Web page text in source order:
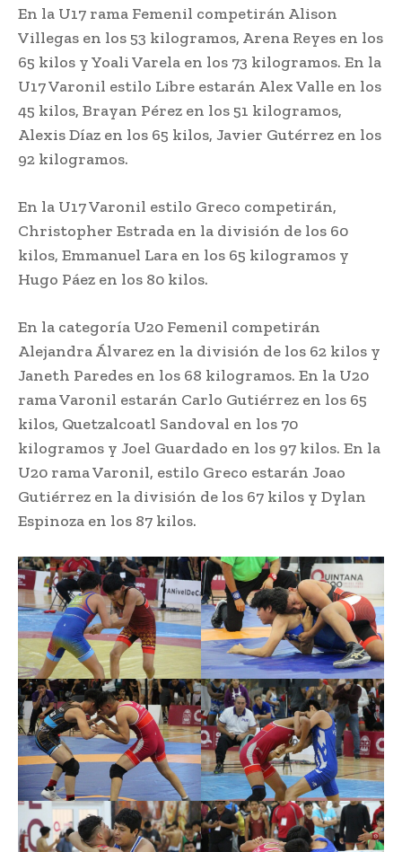
En la U17 rama Femenil competirán Alison
Villegas en los 53 kilogramos, Arena Reyes en los
65 kilos y Yoali Varela en los 73 kilogramos. En la
U17 Varonil estilo Libre estarán Alex Valle en los
45 kilos, Brayan Pérez en los 51 kilogramos,
Alexis Díaz en los 65 kilos, Javier Gutérrez en los
92 kilogramos.
En la U17 Varonil estilo Greco competirán,
Christopher Estrada en la división de los 60
kilos, Emmanuel Lara en los 65 kilogramos y
Hugo Páez en los 80 kilos.
En la categoría U20 Femenil competirán
Alejandra Álvarez en la división de los 62 kilos y
Janeth Paredes en los 68 kilogramos. En la U20
rama Varonil estarán Carlo Gutiérrez en los 65
kilos, Quetzalcoatl Sandoval en los 70
kilogramos y Joel Guardado en los 97 kilos. En la
U20 rama Varonil, estilo Greco estarán Joao
Gutiérrez en la división de los 67 kilos y Dylan
Espinoza en los 87 kilos.